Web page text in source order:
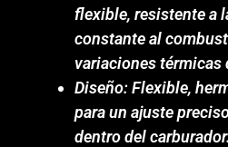
flexible, resistente a
constante al
variaciones térmicas
Diseño: Flexible,
para un ajuste
dentro del carburador.